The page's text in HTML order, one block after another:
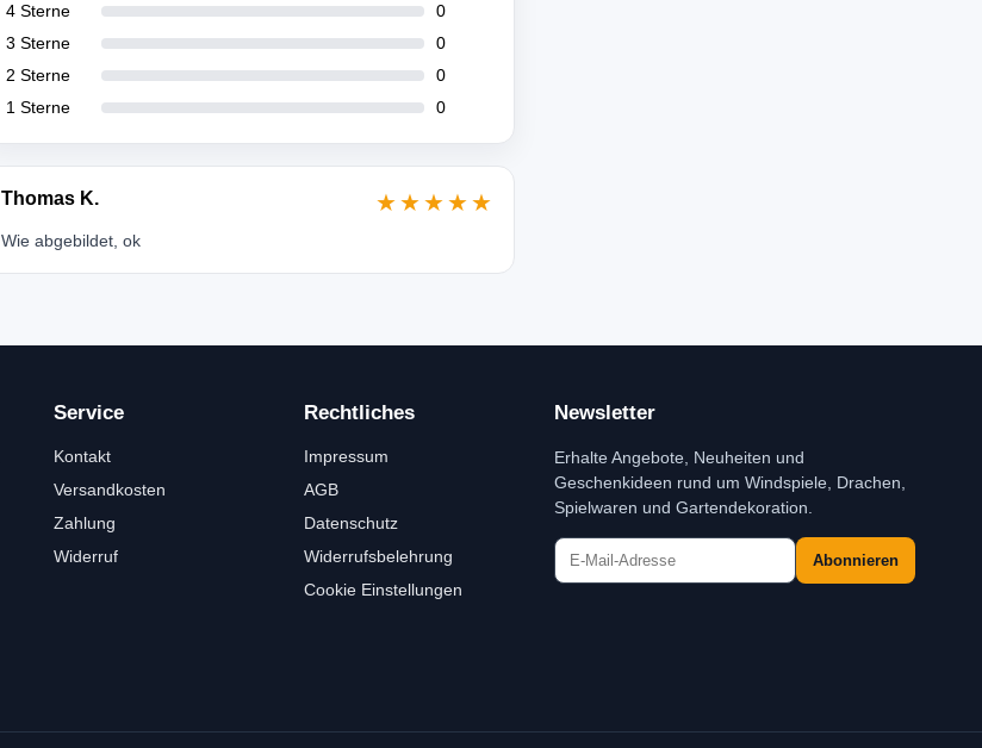
4 Sterne
0
3 Sterne
0
2 Sterne
0
1 Sterne
0
Thomas K. ★★★★★
Wie abgebildet, ok
Service
Kontakt
Versandkosten
Zahlung
Widerruf
Rechtliches
Impressum
AGB
Datenschutz
Widerrufsbelehrung
Cookie Einstellungen
Newsletter
Erhalte Angebote, Neuheiten und
Geschenkideen rund um Windspiele, Drachen,
Spielwaren und Gartendekoration.
Abonnieren